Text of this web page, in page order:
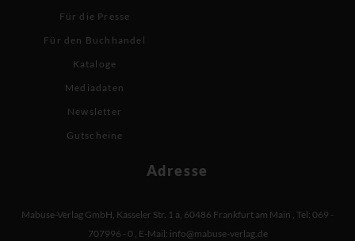
Für die Presse
Für den Buchhandel
Kataloge
Mediadaten
Newsletter
Gutscheine
Adresse
Mabuse-Verlag GmbH, Kasseler Str. 1 a, 60486 Frankfurt am Main , Tel: 069 -
707996 - 0 , E-Mail: info@mabuse-verlag.de